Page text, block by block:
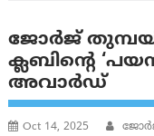
ജോർജ്
ക്ലബിന്റെ
അവാർഡ്
Oct 14, 2025